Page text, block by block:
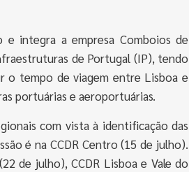
integra a empresa Comboios de
de Portugal (IP), tendo
o tempo de viagem entre Lisboa e
portuárias e aeroportuárias.
com vista à identificação das
é na CCDR Centro (15 de julho).
de julho), CCDR Lisboa e Vale do